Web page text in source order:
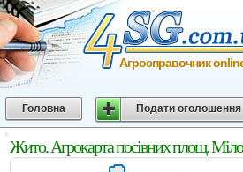
Агросправочник
Головна Подати оголошення
Жито. Агрокарта посівних площ.